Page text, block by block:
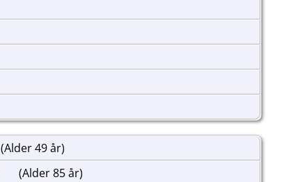
(Alder 49 år)
(Alder 85 år)